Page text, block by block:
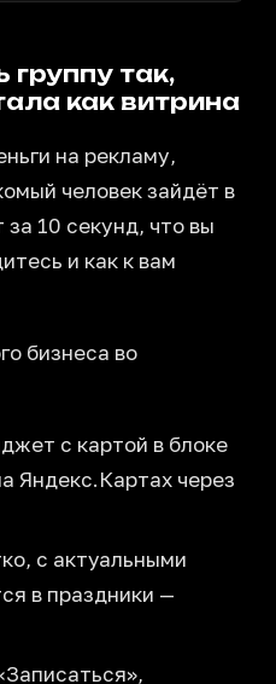
так,
как витрина
на рекламу,
человек зайдёт в
10 секунд, что вы
и как к вам
бизнеса во
с картой в блоке
Яндекс.Картах через
с актуальными
в праздники —